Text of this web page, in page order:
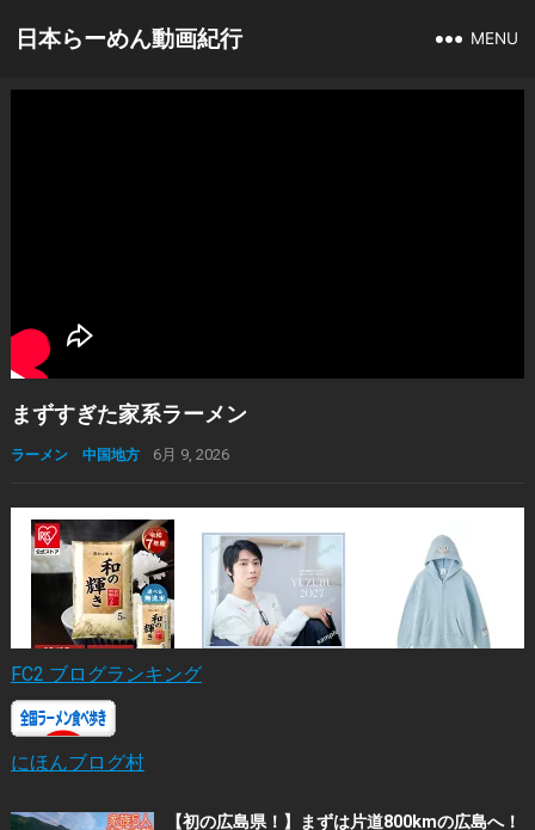
日本らーめん動画紀行 MENU
まずすぎた家系ラーメン
ラーメン 中国地方 6月 9, 2026
FC2 ブログランキング
にほんブログ村
【初の広島県！】まずは片道800kmの広島へ！